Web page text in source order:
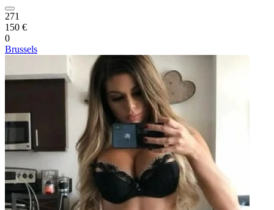
271
150 €
0
Brussels